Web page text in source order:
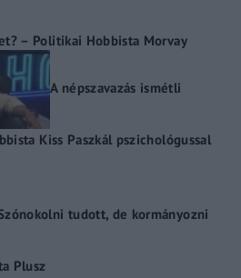
– Politikai Hobbista Morvay
A népszavazás ismétli
Kiss Paszkál pszichológussal
tudott, de kormányozni
Plusz